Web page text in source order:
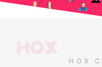
HOX